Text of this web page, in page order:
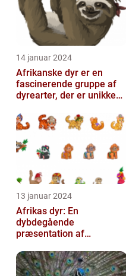
14 januar 2024
Afrikanske dyr er en
fascinerende gruppe af
dyrearter, der er unikke
kontinent
13 januar 2024
Afrikas dyr: En
dybdegående
præsentation af
dyreliv